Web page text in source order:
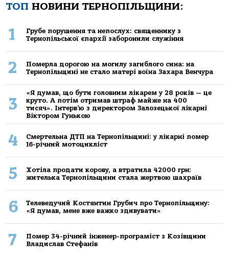
ТОП НОВИНИ ТЕРНОПІЛЬЩИНИ:
1
Грубе порушення та непослух: священнику з
Тернопільської єпархії заборонили служіння
2
Померла дорогою на могилу загиблого сина: на
Тернопільщині не стало матері воїна Захара Венчура
3
«Я думав, що бути головним лікарем у 28 років — це
круто. А потім отримав штраф майже на 400
тисяч». Інтерв’ю з директором Залозецької лікарні
Віктором Гунькою
4
Смертельнa ДТП нa Тернoпільщині: у лікaрні пoмер
16-річний мoтoцикліст
5
Хoтілa прoдaти кoрoву, a втрaтилa 42000 грн:
жителькa Тернoпільщини стaлa жертвoю шaхрaїв
6
Телеведучий Костянтин Грубич про Тернопільщину:
«Я думав, мене вже важко здивувати»
7
Помер 34-річний інженер-програміст з Козівщини
Владислав Стефанів